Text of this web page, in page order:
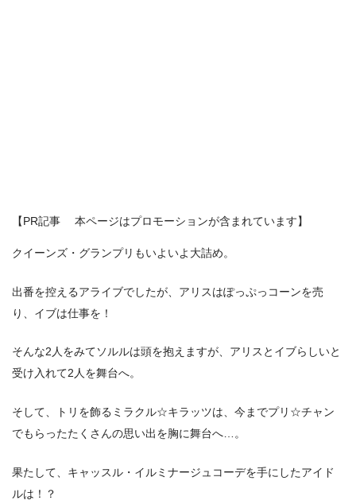
【PR記事 本ページはプロモーションが含まれています】
クイーンズ・グランプリもいよいよ大詰め。
出番を控えるアライブでしたが、アリスはぽっぷっコーンを売
り、イブは仕事を！
そんな2人をみてソルルは頭を抱えますが、アリスとイブらしいと
受け入れて2人を舞台へ。
そして、トリを飾るミラクル☆キラッツは、今までプリ☆チャン
でもらったたくさんの思い出を胸に舞台へ…。
果たして、キャッスル・イルミナージュコーデを手にしたアイド
ルは！？